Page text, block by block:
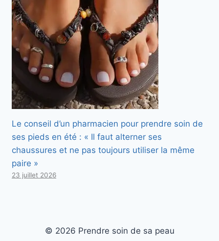
Le conseil d’un pharmacien pour prendre soin de
ses pieds en été : « Il faut alterner ses
chaussures et ne pas toujours utiliser la même
paire »
23 juillet 2026
© 2026 Prendre soin de sa peau